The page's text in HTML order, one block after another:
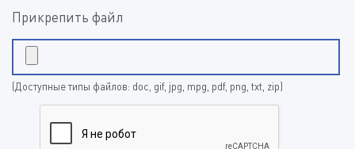
Прикрепить файл
(Доступные типы файлов: doc, gif, jpg, mpg, pdf, png, txt, zip)